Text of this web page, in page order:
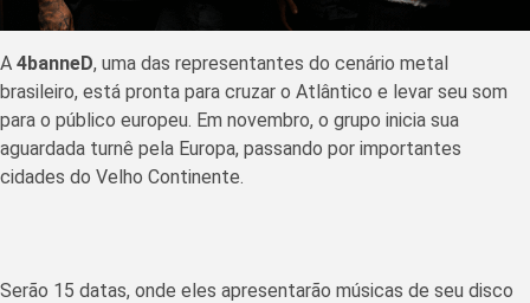
A 4banneD, uma das representantes do cenário metal
brasileiro, está pronta para cruzar o Atlântico e levar seu som
para o público europeu. Em novembro, o grupo inicia sua
aguardada turnê pela Europa, passando por importantes
cidades do Velho Continente.
Serão 15 datas, onde eles apresentarão músicas de seu disco